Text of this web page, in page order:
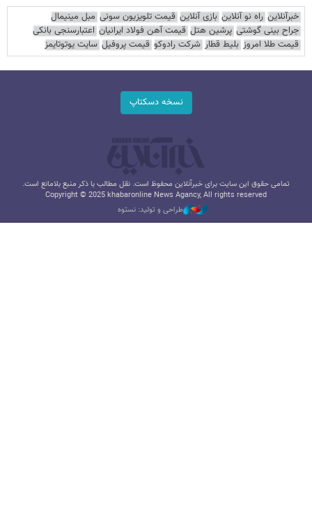
خبرآنلاین راه نو آنلاین بازی آنلاین قیمت تلویزیون سونی مبل مینیمال
جراح بینی گوشتی پرشین هتل قیمت آهن فولاد ایرانیان اعتبارسنجی بانکی
قیمت طلا امروز بلیط قطار شرکت رادوکو قیمت پروفیل سایت یوتوتایمز
نسخه دسکتاپ
تمامی حقوق این سایت برای خبرآنلاین محفوظ است. نقل مطالب با ذکر منبع بلامانع است.
Copyright © 2025 khabaronline News Agancy, All rights reserved
طراحی و تولید: نستوه